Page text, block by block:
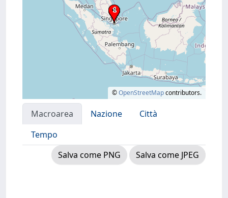
©OpenStreetMapcontributors.
Macroarea Nazione
Città
Tempo
Salva come PNG
Salva come JPEG